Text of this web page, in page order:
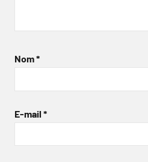
Nom*
E-mail *